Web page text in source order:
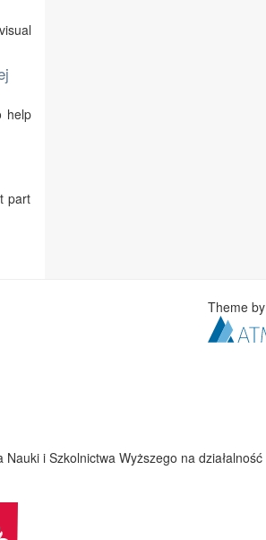
help
part
Theme by
i Szkolnictwa Wyższego na działalność